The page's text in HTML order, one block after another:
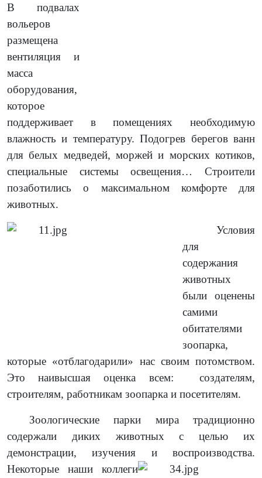
В подвалах
вольеров
размещена
вентиляция и
масса
оборудования,
которое
поддерживает в помещениях необходимую
влажность и температуру. Подогрев берегов ванн
для белых медведей, моржей и морских котиков,
специальные системы освещения… Строители
позаботились о максимальном комфорте для
животных.
Условия
для
содержания
животных
были оценены
самими
обитателями
зоопарка,
которые «отблагодарили» нас своим потомством.
Это наивысшая оценка всем: создателям,
строителям, работникам зоопарка и посетителям.
Зоологические парки мира традиционно
содержали диких животных с целью их
демонстрации, изучения и воспроизводства.
Некоторые наши коллеги